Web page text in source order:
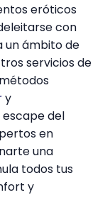
eróticos
con
un ámbito de
servicios de
y
del
en
una
todos tus
y